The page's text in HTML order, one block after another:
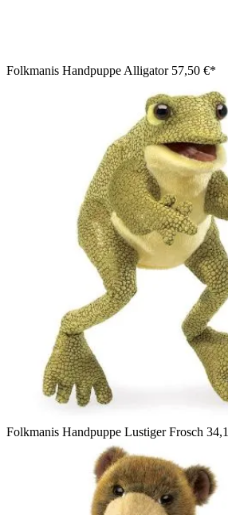
Folkmanis Handpuppe Alligator 57,50 €*
Folkmanis Handpuppe Lustiger Frosch